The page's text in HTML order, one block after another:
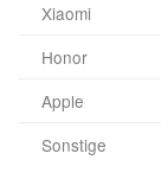
Xiaomi
Honor
Apple
Sonstige